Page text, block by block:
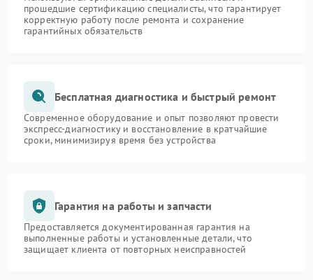
прошедшие сертификацию специалисты, что гарантирует
корректную работу после ремонта и сохранение
гарантийных обязательств
Бесплатная диагностика и быстрый ремонт
Современное оборудование и опыт позволяют провести
экспресс-диагностику и восстановление в кратчайшие
сроки, минимизируя время без устройства
Гарантия на работы и запчасти
Предоставляется документированная гарантия на
выполненные работы и установленные детали, что
защищает клиента от повторных неисправностей